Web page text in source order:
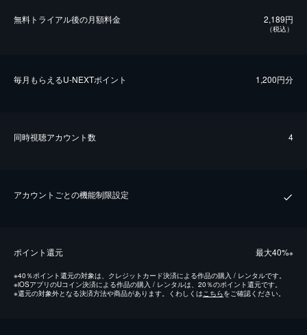
無料トライアル後の⽉額料金 2,189円
（税込）
毎⽉もらえるU-NEXTポイント 1,200円分
同時視聴アカウント数 4
アカウントごとの機能制限設定
ポイント還元 最⼤40%※
※40％ポイント還元の対象は、クレジットカード決済による作品の購入 / レンタルです。
※iOSアプリのUコイン決済による作品の購入 / レンタルは、20％のポイント還元です。
※還元の対象外となる決済方法や商品があります。くわしくは こちらをご確認ください。